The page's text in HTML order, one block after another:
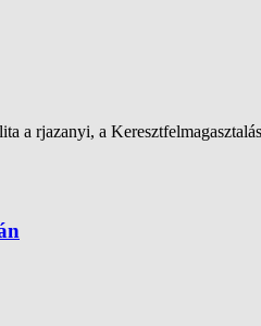
a rjazanyi, a